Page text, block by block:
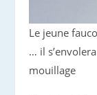
Le jeune
… il
mouillage